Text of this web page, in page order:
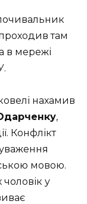
там
в мережі
нахамив
,
Конфлікт
мовою.
у